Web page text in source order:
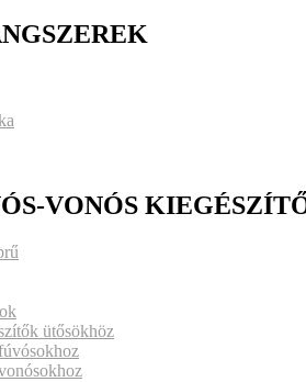
VONÓS
ütősökhöz